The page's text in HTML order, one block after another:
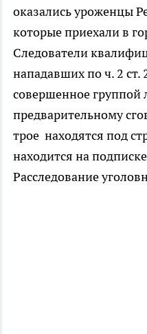
оказались уроженцы
которые приехали в
Следователи
нападавших по ч. 2
совершенное группой
предварительному
трое находятся под
находится на
Расследование